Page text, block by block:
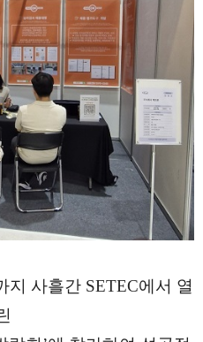
지 사흘간 SETEC에서 열